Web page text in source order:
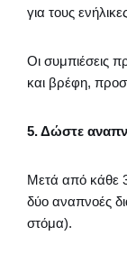
για τους
Οι συμπιέσεις
και βρέφη,
5. Δώστε
Μετά από κάθε
δύο αναπνοές
στόμα).